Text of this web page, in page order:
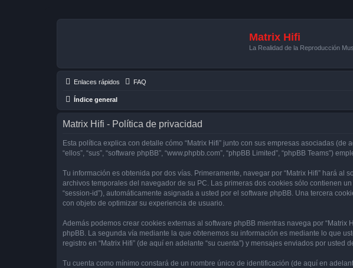
Matrix Hifi
La Realidad de la Reproducción
Enlaces rápidos FAQ
Índice general
Matrix Hifi - Política de privacidad
Esta política explica con detalle cómo “Matrix Hifi” junto con sus empresas asociadas (de
“ellos”, “sus”, “software phpBB”, “www.phpbb.com”, “phpBB Limited”, “phpBB
Tu información es obtenida por dos vías. Primeramente, navegar por “Matrix Hifi” hará
archivos temporales del navegador de su PC. Las primeras dos cookies sólo contienen
“session-id”), automáticamente asignada a usted por el software phpBB. Una tercera
con objeto de optimizar su experiencia de usuario.
Además podemos crear cookies externas al software phpBB mientras navega por
phpBB. La segunda vía mediante la que obtenemos su información es mediante lo que
registro en “Matrix Hifi” (de aquí en adelante “su cuenta”) y mensajes enviados por
Tu cuenta como mínimo constará de un nombre único de identificación (de aquí en